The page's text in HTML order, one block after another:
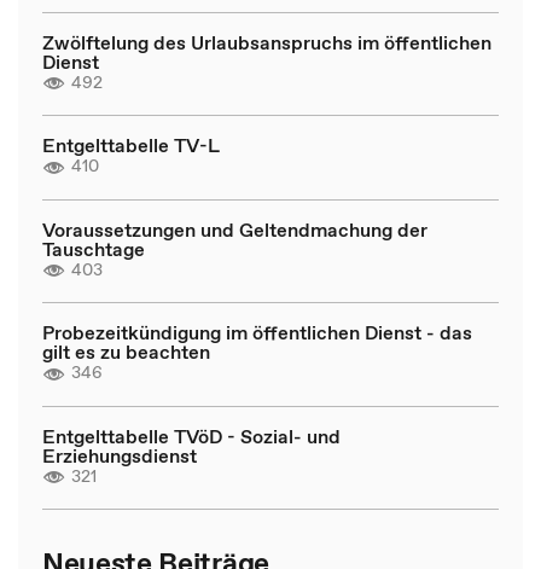
Zwölftelung des Urlaubsanspruchs im öffentlichen
Dienst
492
Entgelttabelle TV-L
410
Voraussetzungen und Geltendmachung der
Tauschtage
403
Probezeitkündigung im öffentlichen Dienst - das
gilt es zu beachten
346
Entgelttabelle TVöD - Sozial- und
Erziehungsdienst
321